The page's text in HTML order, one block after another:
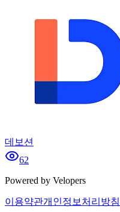
데보션
62
Powered by Velopers
이용약관개인정보처리방침